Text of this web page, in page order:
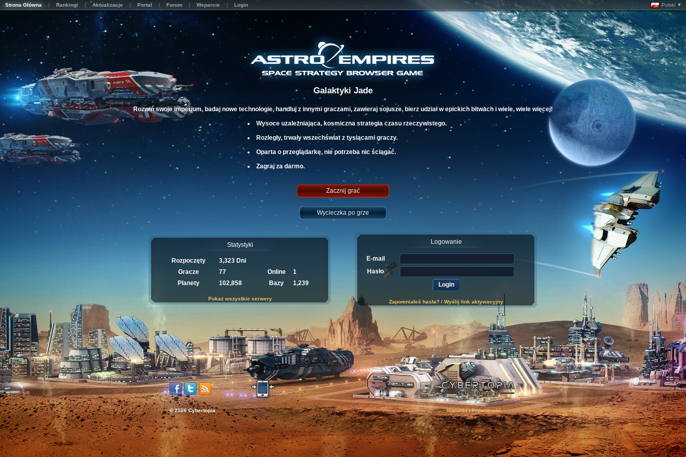
Strona Główna Rankingi Aktualizacje Portal Forum Wsparcie Login Polski ▼
Galaktyki Jade
Rozwiń swoje imperium, badaj nowe technologie, handluj z innymi graczami, zawieraj sojusze, bierz udział w epickich bitwach i wiele, wiele więcej!
Wysoce uzależniająca, kosmiczna strategia czasu rzeczywistego.
Rozległy, trwały wszechświat z tysiącami graczy.
Oparta o przeglądarkę, nie potrzeba nic ściągać.
Zagraj za darmo.
Zacznij grać
Wycieczka po grze
Statystyki
Rozpoczęty
3,323 Dni
Gracze
77 Online
1
Planety
102,858 Bazy 1,239
Pokaż wszystkie serwery
Logowanie
E-mail
Hasło
Zapomniałeś hasła? / Wyślij link aktywacyjny
© 2026 Cybertopia Warunki-Prywatność